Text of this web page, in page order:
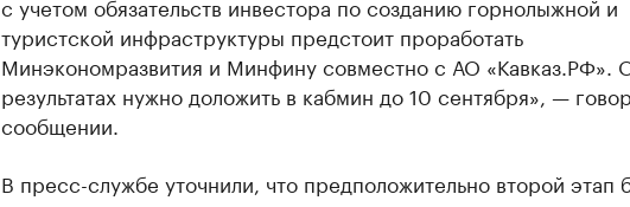
туристской инфраструктуры предстоит проработать
Минэкономразвития и Минфину совместно с АО «Кавказ.РФ».
результатах нужно доложить в кабмин до 10 сентября», —
сообщении.
В пресс-службе уточнили, что предположительно второй этап